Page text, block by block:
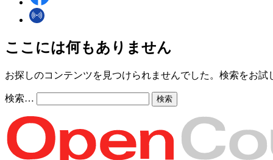
ここには何もありません
お探しのコンテンツを見つけられませんでした。検索をお試
検索…